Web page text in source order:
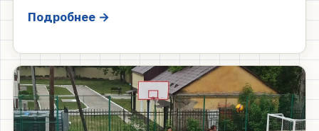
Подробнее →